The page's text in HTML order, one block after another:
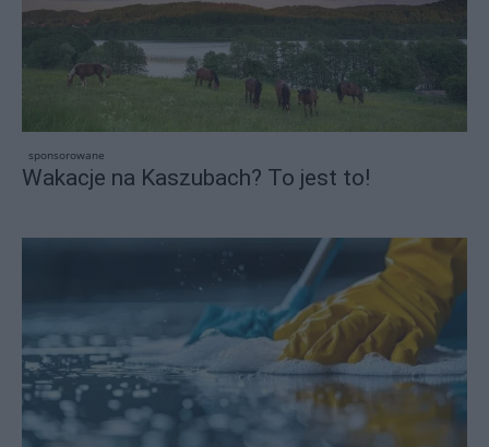
sponsorowane
Wakacje na Kaszubach? To jest to!